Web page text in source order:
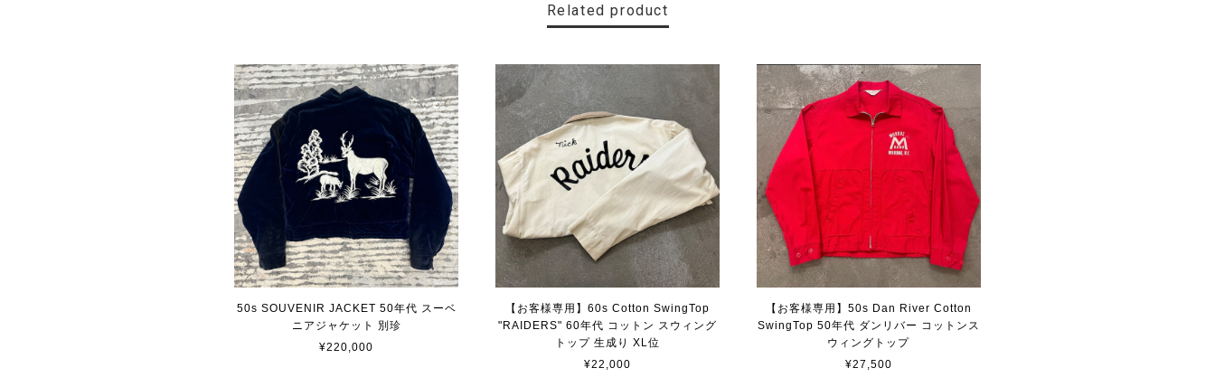
Related product
50s SOUVENIR JACKET 50年代 スーベ
ニアジャケット 別珍
¥220,000
【お客様専用】60s Cotton SwingTop
"RAIDERS" 60年代 コットン スウィング
トップ 生成り XL位
¥22,000
【お客様専用】50s Dan River Cotton
SwingTop 50年代 ダンリバー コットンス
ウィングトップ
¥27,500